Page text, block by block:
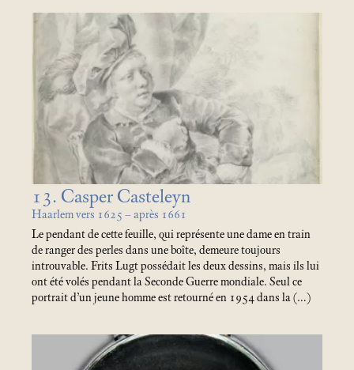
13. Casper Casteleyn
Haarlem vers 1625 – après 1661
Le pendant de cette feuille, qui représente une dame en train
de ranger des perles dans une boîte, demeure toujours
introuvable. Frits Lugt possédait les deux dessins, mais ils lui
ont été volés pendant la Seconde Guerre mondiale. Seul ce
portrait d’un jeune homme est retourné en 1954 dans la (…)